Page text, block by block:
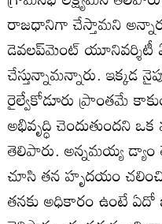
రాజధానిగా చేస్తామని
డెవలప్‌మెంట్‌ యూనివర్శిటీ
చేస్తున్నామన్నారు. ఇక్కడ
రైల్వేకోడూరు ప్రాంతమే
అభివృద్ధి చెందుతుందని
తెలిపారు. అన్నమయ్య డ్యాం
చూసి తన హృదయం
తనకు అధికారం ఉంటే